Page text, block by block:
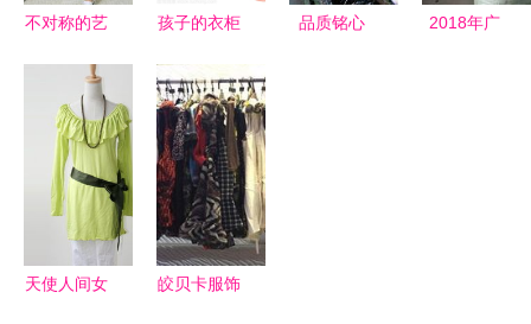
妆品 产品
不对称的艺
如何以不寻
常之路颠覆
对称审美
孩子的衣柜
品质铭心
2018年广
天使人间女
皎贝卡服饰